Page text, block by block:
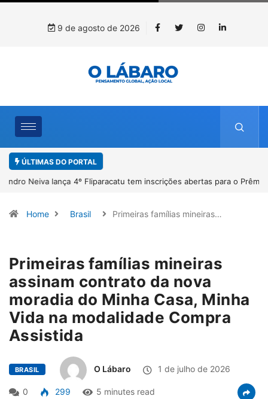
9 de agosto de 2026
ÚLTIMAS DO PORTAL
4º Fliparacatu tem inscrições abertas para o Prêmio de Redação e
Home Brasil Primeiras famílias mineiras…
Primeiras famílias mineiras
assinam contrato da nova
moradia do Minha Casa, Minha
Vida na modalidade Compra
Assistida
BRASIL O Lábaro 1 de julho de 2026
0 299 5 minutes read